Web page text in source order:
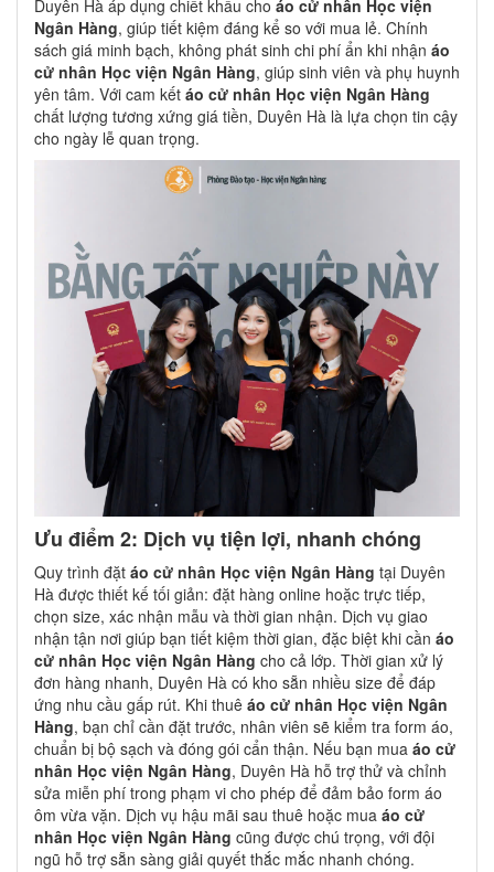
Duyên Hà áp dụng chiết khấu cho áo cử nhân Học viện
Ngân Hàng, giúp tiết kiệm đáng kể so với mua lẻ. Chính
sách giá minh bạch, không phát sinh chi phí ẩn khi nhận áo
cử nhân Học viện Ngân Hàng, giúp sinh viên và phụ huynh
yên tâm. Với cam kết áo cử nhân Học viện Ngân Hàng
chất lượng tương xứng giá tiền, Duyên Hà là lựa chọn tin cậy
cho ngày lễ quan trọng.
Ưu điểm 2: Dịch vụ tiện lợi, nhanh chóng
Quy trình đặt áo cử nhân Học viện Ngân Hàng tại Duyên
Hà được thiết kế tối giản: đặt hàng online hoặc trực tiếp,
chọn size, xác nhận mẫu và thời gian nhận. Dịch vụ giao
nhận tận nơi giúp bạn tiết kiệm thời gian, đặc biệt khi cần áo
cử nhân Học viện Ngân Hàng cho cả lớp. Thời gian xử lý
đơn hàng nhanh, Duyên Hà có kho sẵn nhiều size để đáp
ứng nhu cầu gấp rút. Khi thuê áo cử nhân Học viện Ngân
Hàng, bạn chỉ cần đặt trước, nhân viên sẽ kiểm tra form áo,
chuẩn bị bộ sạch và đóng gói cẩn thận. Nếu bạn mua áo cử
nhân Học viện Ngân Hàng, Duyên Hà hỗ trợ thử và chỉnh
sửa miễn phí trong phạm vi cho phép để đảm bảo form áo
ôm vừa vặn. Dịch vụ hậu mãi sau thuê hoặc mua áo cử
nhân Học viện Ngân Hàng cũng được chú trọng, với đội
ngũ hỗ trợ sẵn sàng giải quyết thắc mắc nhanh chóng.